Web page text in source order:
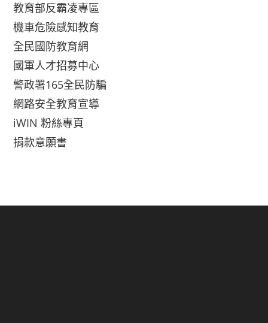
教育部反霸凌專區
機車危險感知教育
全民國防教育網
國軍人才招募中心
警政署165全民防騙
網路安全教育宣導
iWIN 粉絲專頁
捐款意願書